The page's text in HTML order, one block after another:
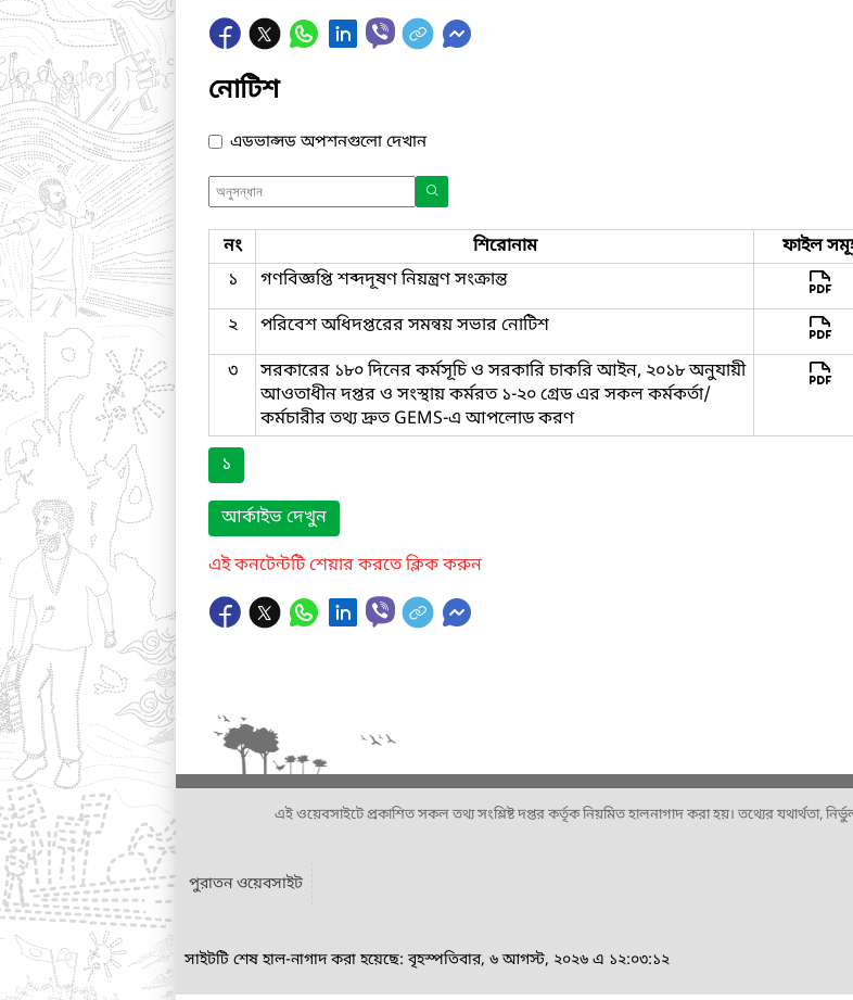
নোটিশ
এডভান্সড অপশনগুলো দেখান
নং শিরোনাম ফাইল
১
গণবিজ্ঞপ্তি শব্দদূষণ নিয়ন্ত্রণ সংক্রান্ত
২
পরিবেশ অধিদপ্তরের সমন্বয় সভার নোটিশ
৩
সরকারের ১৮০ দিনের কর্মসূচি ও সরকারি চাকরি আইন, ২০১৮ অনুযায়ী
আওতাধীন দপ্তর ও সংস্থায় কর্মরত ১-২০ গ্রেড এর সকল কর্মকর্তা/
কর্মচারীর তথ্য দ্রুত GEMS-এ আপলোড করণ
১
আর্কাইভ দেখুন
এই কনটেন্টটি শেয়ার করতে ক্লিক করুন
এই ওয়েবসাইটে প্রকাশিত সকল তথ্য সংশ্লিষ্ট দপ্তর কর্তৃক নিয়মিত হালনাগাদ করা হয়। তথ্যের যথার্থতা,
পুরাতন ওয়েবসাইট
সাইটটি শেষ হাল-নাগাদ করা হয়েছে: বৃহস্পতিবার, ৬ আগস্ট, ২০২৬ এ ১২:০৩:১২